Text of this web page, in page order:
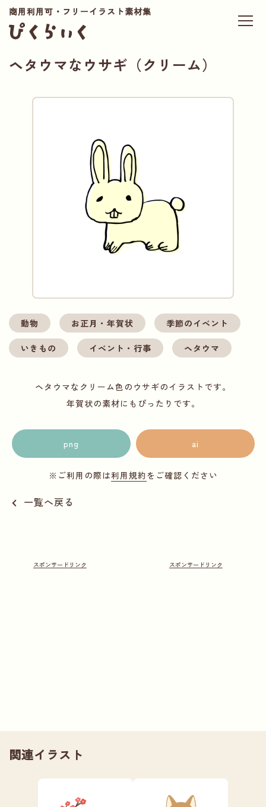
商用利用可・フリーイラスト素材集
ヘタウマなウサギ（クリーム）
動物 お正月・年賀状 季節のイベント
いきもの イベント・行事 ヘタウマ
ヘタウマなクリーム色のウサギのイラストです。
年賀状の素材にもぴったりです。
png ai
※ご利用の際は利用規約をご確認ください
一覧へ戻る
関連イラスト